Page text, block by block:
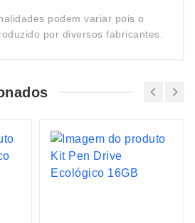
podem variar pois o
por diversos fabricantes.